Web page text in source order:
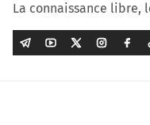
La connaissance libre,